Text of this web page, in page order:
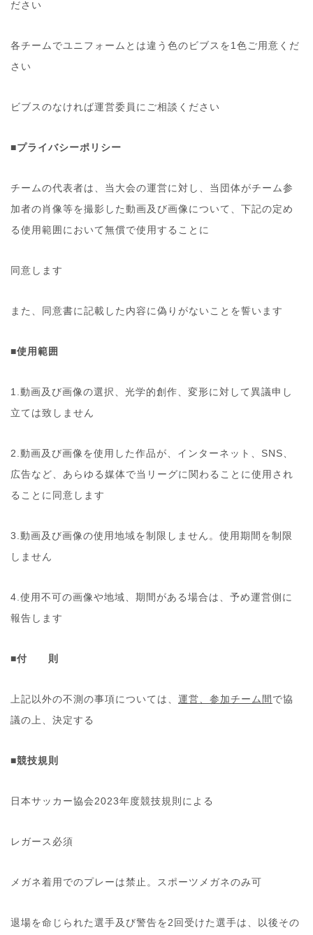
ださい
各チームでユニフォームとは違う色のビブスを1色ご用意くだ
さい
ビブスのなければ運営委員にご相談ください
■プライバシーポリシー
チームの代表者は、当大会の運営に対し、当団体がチーム参
加者の肖像等を撮影した動画及び画像について、下記の定め
る使用範囲において無償で使用することに
同意します
また、同意書に記載した内容に偽りがないことを誓います
■使用範囲
1.動画及び画像の選択、光学的創作、変形に対して異議申し
立ては致しません
2.動画及び画像を使用した作品が、インターネット、SNS、
広告など、あらゆる媒体で当リーグに関わることに使用され
ることに同意します
3.動画及び画像の使用地域を制限しません。使用期間を制限
しません
4.使用不可の画像や地域、期間がある場合は、予め運営側に
報告します
■付 則
上記以外の不測の事項については、 運営、参加チーム間 で協
議の上、決定する
■競技規則
日本サッカー協会2023年度競技規則による
レガース必須
メガネ着用でのプレーは禁止。スポーツメガネのみ可
退場を命じられた選手及び警告を2回受けた選手は、以後その